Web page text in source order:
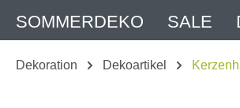
SOMMERDEKO
SALE
Dekoration Dekoartikel